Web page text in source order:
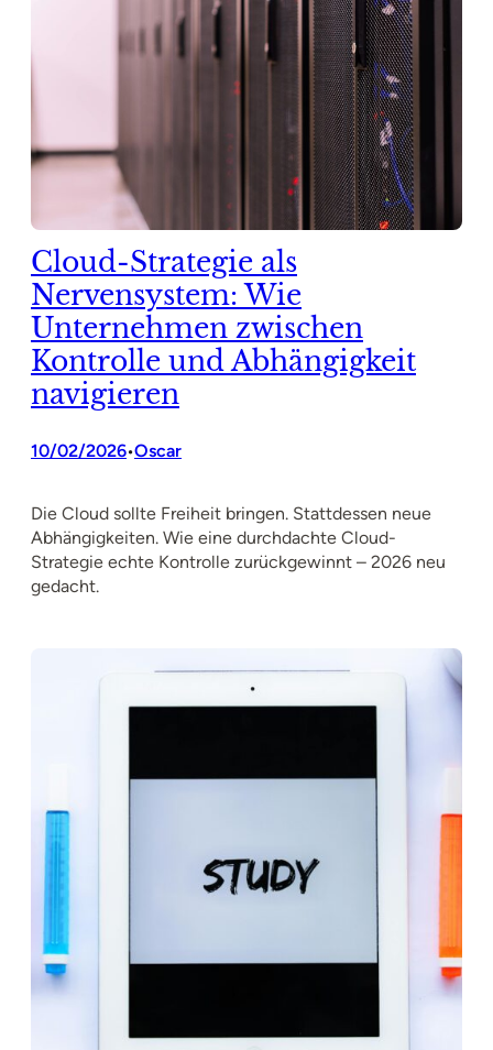
Cloud-Strategie als
Nervensystem: Wie
Unternehmen zwischen
Kontrolle und Abhängigkeit
navigieren
10/02/2026•Oscar
Die Cloud sollte Freiheit bringen. Stattdessen neue
Abhängigkeiten. Wie eine durchdachte Cloud-
Strategie echte Kontrolle zurückgewinnt – 2026 neu
gedacht.